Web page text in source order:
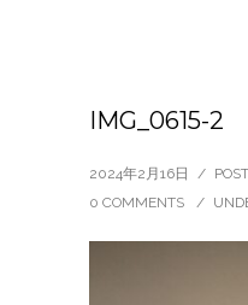
IMG_0615-2
2024年2月16日 /
0 COMMENTS
/